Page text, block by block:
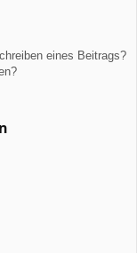
eines Beitrags?